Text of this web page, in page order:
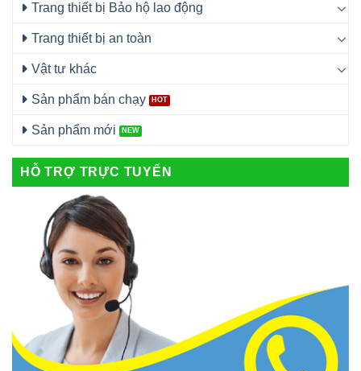
Trang thiết bị Bảo hộ lao động
Trang thiết bị an toàn
Vật tư khác
Sản phẩm bán chạy
Sản phẩm mới
HỖ TRỢ TRỰC TUYẾN